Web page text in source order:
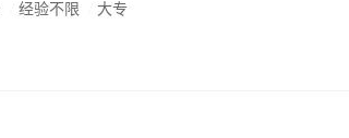
经验不限 大专